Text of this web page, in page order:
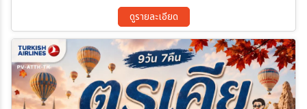
ดูรายละเอียด